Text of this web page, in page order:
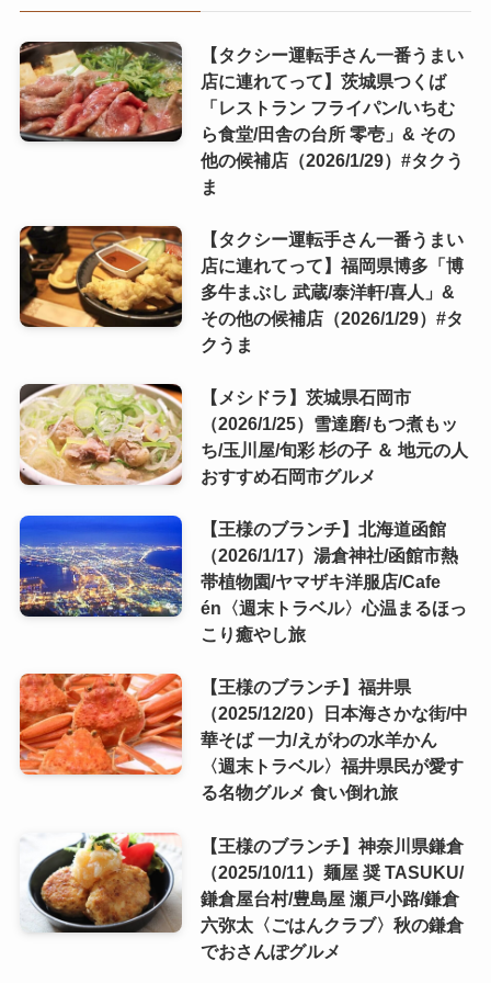
【タクシー運転手さん一番うまい
店に連れてって】茨城県つくば
「レストラン フライパン/いちむ
ら食堂/田舎の台所 零壱」& その
他の候補店（2026/1/29）#タクう
ま
【タクシー運転手さん一番うまい
店に連れてって】福岡県博多「博
多牛まぶし 武蔵/泰洋軒/喜人」&
その他の候補店（2026/1/29）#タ
クうま
【メシドラ】茨城県石岡市
（2026/1/25）雪達磨/もつ煮もッ
ち/玉川屋/旬彩 杉の子 ＆ 地元の人
おすすめ石岡市グルメ
【王様のブランチ】北海道函館
（2026/1/17）湯倉神社/函館市熱
帯植物園/ヤマザキ洋服店/Cafe
én〈週末トラベル〉心温まるほっ
こり癒やし旅
【王様のブランチ】福井県
（2025/12/20）日本海さかな街/中
華そば 一力/えがわの水羊かん
〈週末トラベル〉福井県民が愛す
る名物グルメ 食い倒れ旅
【王様のブランチ】神奈川県鎌倉
（2025/10/11）麺屋 奨 TASUKU/
鎌倉屋台村/豊島屋 瀬戸小路/鎌倉
六弥太〈ごはんクラブ〉秋の鎌倉
でおさんぽグルメ